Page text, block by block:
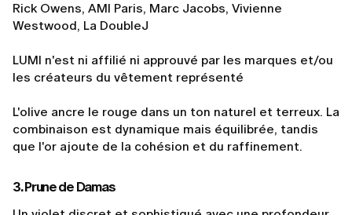
Rick Owens, AMI Paris, Marc Jacobs, Vivienne
Westwood, La DoubleJ
LUMI n'est ni affilié ni approuvé par les marques et/ou
les créateurs du vêtement représenté
L'olive ancre le rouge dans un ton naturel et terreux. La
combinaison est dynamique mais équilibrée, tandis
que l'or ajoute de la cohésion et du raffinement.
3. Prune de Damas